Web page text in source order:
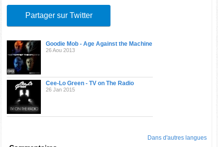
Partager sur Twitter
Goodie Mob - Age Against the Machine
26 Aou 2013
Cee-Lo Green - TV on The Radio
26 Jan 2015
Dans d'autres langues